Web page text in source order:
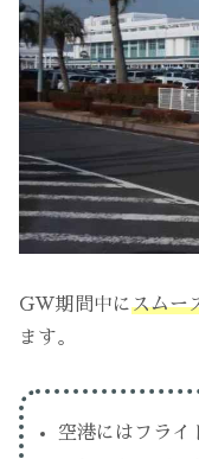
GW期間中にスムー
ます。
空港にはフライ